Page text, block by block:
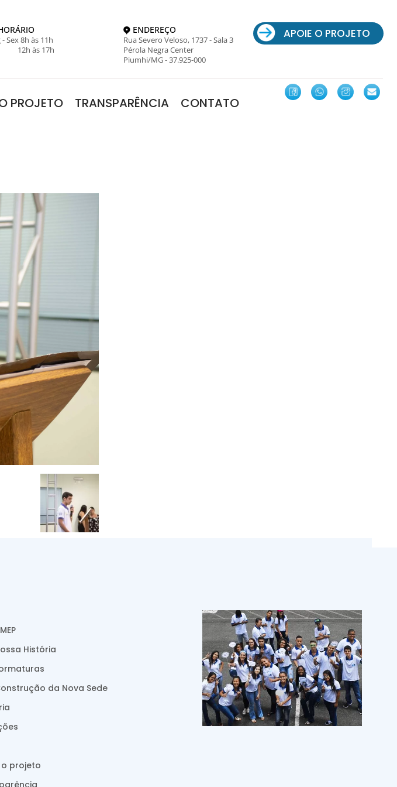
- Sex 8h às 11h
12h às 17h
ENDEREÇO
Rua Severo Veloso, 1737 - Sala 3
Pérola Negra Center
Piumhi/MG - 37.925-000
APOIE O PROJETO
PROJETO TRANSPARÊNCIA CONTATO
História
da Nova Sede
projeto